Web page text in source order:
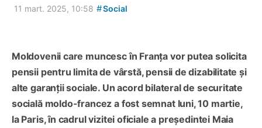
11 mart. 2025, 10:58 #Social
Moldovenii care muncesc în Franța vor putea solicita
pensii pentru limita de vârstă, pensii de dizabilitate și
alte garanții sociale. Un acord bilateral de securitate
socială moldo-francez a fost semnat luni, 10 martie,
la Paris, în cadrul vizitei oficiale a președintei Maia